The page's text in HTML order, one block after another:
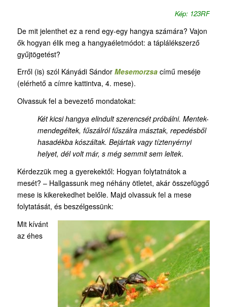
Kép: 123RF
De mit jelenthet ez a rend egy-egy hangya számára? Vajon
ők hogyan élik meg a hangyaéletmódot: a táplálékszerző
gyűjtögetést?
Erről (is) szól Kányádi Sándor Mesemorzsacímű meséje
(elérhető a címre kattintva, 4. mese).
Olvassuk fel a bevezető mondatokat:
Két kicsi hangya elindult szerencsét próbálni. Mentek-
mendegéltek, fűszálról fűszálra másztak, repedésből
hasadékba kószáltak. Bejártak vagy tíztenyérnyi
helyet, dél volt már, s még semmit sem leltek.
Kérdezzük meg a gyerekektől: Hogyan folytatnátok a
mesét? – Hallgassunk meg néhány ötletet, akár összefüggő
mese is kikerekedhet belőle. Majd olvassuk fel a mese
folytatását, és beszélgessünk:
Mit kívánt
az éhes